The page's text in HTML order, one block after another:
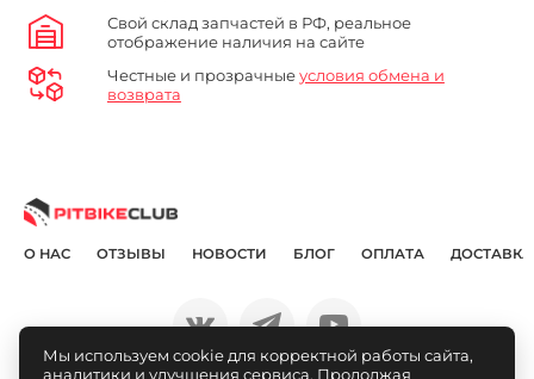
Свой склад запчастей в РФ, реальное
отображение наличия на сайте
Честные и прозрачныеусловия обмена и
возврата
О НАС ОТЗЫВЫ НОВОСТИ БЛОГ ОПЛАТА ДОСТАВКА
Мы используем cookie для корректной работы сайта,
аналитики и улучшения сервиса. Продолжая